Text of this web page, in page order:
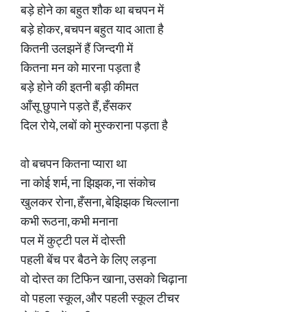
बड़े होने का बहुत शौक था बचपन में
बड़े होकर, बचपन बहुत याद आता है
कितनी उलझनें हैं जिन्दगी में
कितना मन को मारना पड़ता है
बड़े होने की इतनी बड़ी कीमत
आँसू छुपाने पड़ते हैं, हँसकर
दिल रोये, लबों को मुस्कराना पड़ता है
वो बचपन कितना प्यारा था
ना कोई शर्म, ना झिझक, ना संकोच
खुलकर रोना, हँसना, बेझिझक चिल्लाना
कभी रूठना, कभी मनाना
पल में कुट्टी पल में दोस्ती
पहली बेंच पर बैठने के लिए लड़ना
वो दोस्त का टिफिन खाना, उसको चिढ़ाना
वो पहला स्कूल, और पहली स्कूल टीचर